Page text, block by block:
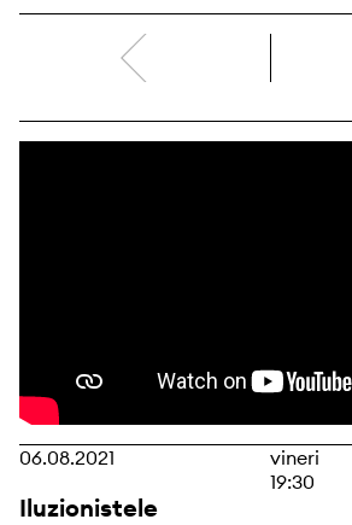
06.08.2021
vineri
19:30
Iluzionistele